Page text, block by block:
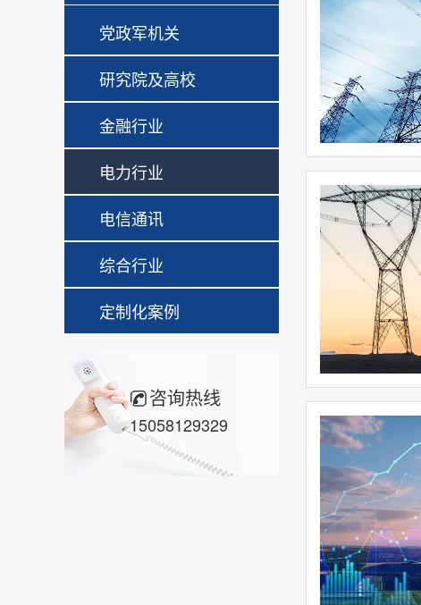
党政军机关
研究院及高校
金融行业
电力行业
电信通讯
综合行业
定制化案例
咨询热线
15058129329